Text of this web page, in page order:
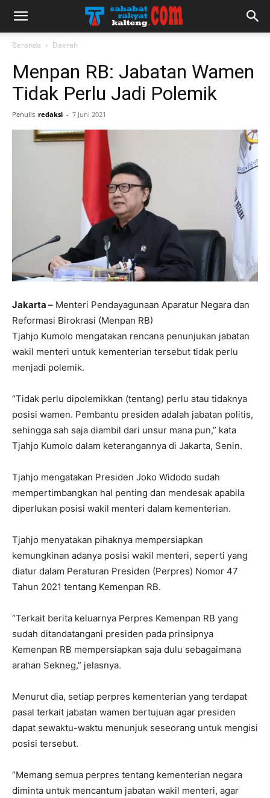
Beranda Daerah
Menpan RB: Jabatan Wamen
Tidak Perlu Jadi Polemik
Penulis redaksi - 7 Juni 2021
Jakarta – Menteri Pendayagunaan Aparatur Negara dan
Reformasi Birokrasi (Menpan RB)
Tjahjo Kumolo mengatakan rencana penunjukan jabatan
wakil menteri untuk kementerian tersebut tidak perlu
menjadi polemik.
“Tidak perlu dipolemikkan (tentang) perlu atau tidaknya
posisi wamen. Pembantu presiden adalah jabatan politis,
sehingga sah saja diambil dari unsur mana pun,” kata
Tjahjo Kumolo dalam keterangannya di Jakarta, Senin.
Tjahjo mengatakan Presiden Joko Widodo sudah
mempertimbangkan hal penting dan mendesak apabila
diperlukan posisi wakil menteri dalam kementerian.
Tjahjo menyatakan pihaknya mempersiapkan
kemungkinan adanya posisi wakil menteri, seperti yang
diatur dalam Peraturan Presiden (Perpres) Nomor 47
Tahun 2021 tentang Kemenpan RB.
“Terkait berita keluarnya Perpres Kemenpan RB yang
sudah ditandatangani presiden pada prinsipnya
Kemenpan RB mempersiapkan saja dulu sebagaimana
arahan Sekneg,” jelasnya.
Menurut dia, setiap perpres kementerian yang terdapat
pasal terkait jabatan wamen bertujuan agar presiden
dapat sewaktu-waktu menunjuk seseorang untuk mengisi
posisi tersebut.
“Memang semua perpres tentang kementerian negara
diminta untuk mencantum jabatan wakil menteri, agar